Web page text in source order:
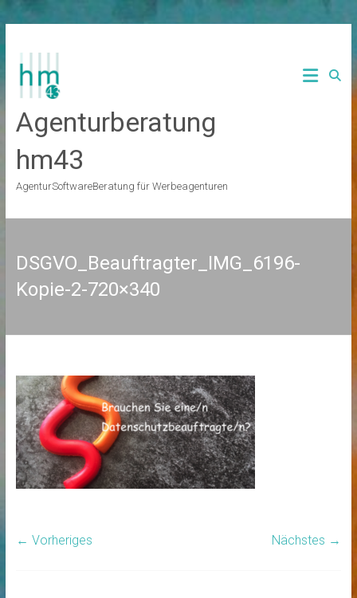
Inhalt
springen
Agenturberatung
hm43
AgenturSoftwareBeratung für Werbeagenturen
DSGVO_Beauftragter_IMG_6196-
Kopie-2-720×340
← Vorheriges Nächstes →